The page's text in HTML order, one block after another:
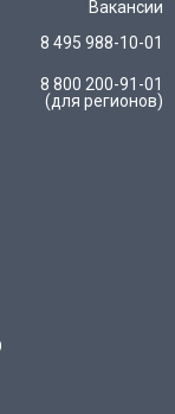
Вакансии
8 495 988-10-01
8 800 200-91-01
(для регионов)